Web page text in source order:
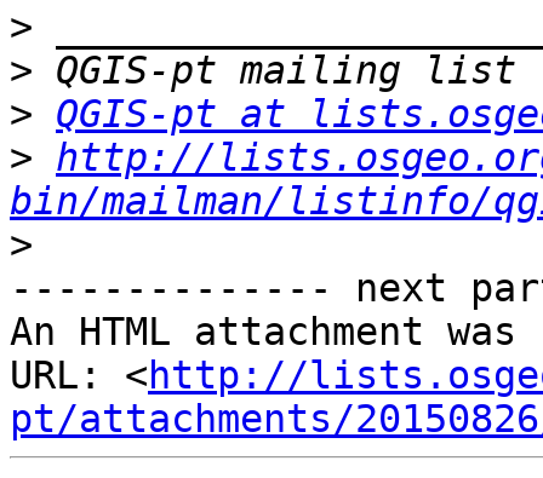
>
>
> QGIS-pt at
> http://
bin/mailman/listinfo/
>
-------------- next
An HTML attachment
URL: <http://
pt/attachments/